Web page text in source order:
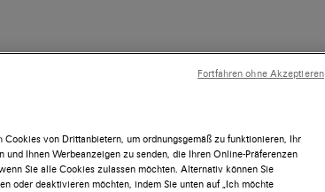
von Drittanbietern, um ordnungsgemäß zu funktionieren, Ihr
Ihnen Werbeanzeigen zu senden, die Ihren Online-Präferenzen
Sie alle Cookies zulassen möchten. Alternativ können Sie
oder deaktivieren möchten, indem Sie unten auf „Ich möchte
Fortfahren ohne Akzeptieren